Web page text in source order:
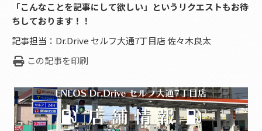
「こんなことを記事にして欲しい」というリクエストもお待
ちしております！！
記事担当：Dr.Drive セルフ大通7丁目店 佐々木良太
この記事を印刷